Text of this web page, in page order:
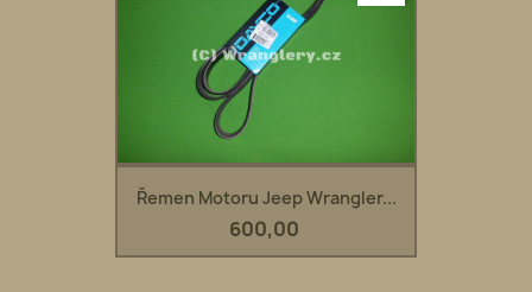
Řemen Motoru Jeep Wrangler...
600,00